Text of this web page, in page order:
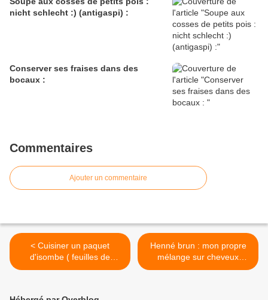
nicht schlecht :) (antigaspi) :
Conserver ses fraises dans des
bocaux :
Commentaires
Ajouter un commentaire
< Cuisiner un paquet
d'isombe ( feuilles de
manioc pilées et séchées)
Henné brun : mon propre
mélange sur cheveux
blancs-gris ( une